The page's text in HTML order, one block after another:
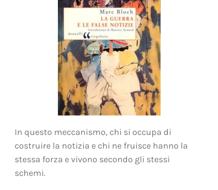
In questo meccanismo, chi si occupa di
costruire la notizia e chi ne fruisce hanno la
stessa forza e vivono secondo gli stessi
schemi.